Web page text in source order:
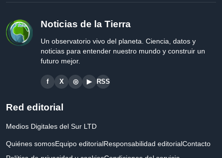
Noticias de la Tierra
Un observatorio vivo del planeta. Ciencia, datos y
noticias para entender nuestro mundo y construir un
futuro mejor.
f X ◎ ▶ RSS
Red editorial
Medios Digitales del Sur LTD
Quiénes somosEquipo editorialResponsabilidad editorialContacto